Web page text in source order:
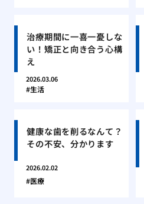
治療期間に一喜一憂しな
い！矯正と向き合う心構
え
2026.03.06
生活
健康な歯を削るなんて？
その不安、分かります
2026.02.02
医療